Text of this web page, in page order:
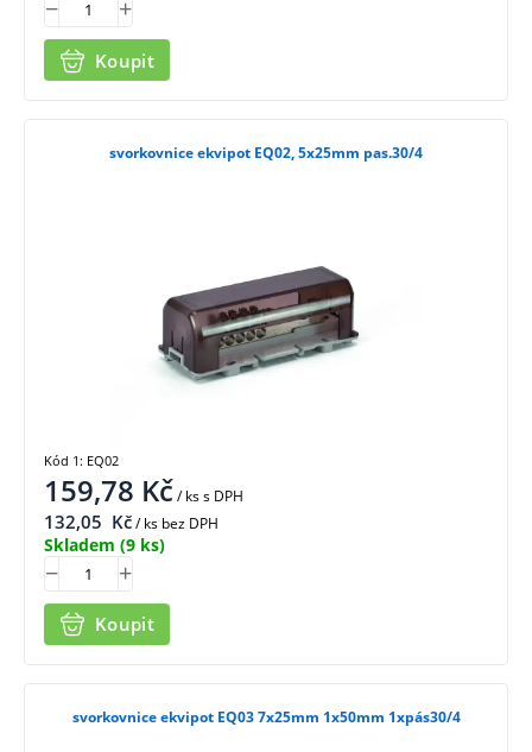
Koupit
svorkovnice ekvipot EQ02, 5x25mm pas.30/4
159,78 Kč/ kss DPH
132,05 Kč/ ks bez DPH
Skladem (9 ks)
Koupit
Kód 1: EQ02
svorkovnice ekvipot EQ03 7x25mm 1x50mm 1xpás30/4